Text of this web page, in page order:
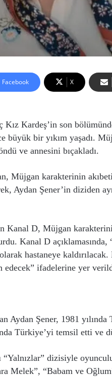
Facebook X
Kardeş’in son
büyük bir yıkım yaşadı.
ve annesini bıçakladı.
Müjgan karakterinin
Aydan Şener’in diziden
Kanal D, Müjgan
Kanal D
hastaneye kaldırılacak.
edecek” ifadelerine yer
Aydan Şener, 1981
Türkiye’yi temsil etti ve
“Yalnızlar” dizisiyle
Melek”, “Babam ve